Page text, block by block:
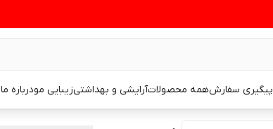
پیگیری سفارشهمه محصولاتآرایشی و بهداشتیزیبایی مودرباره ما